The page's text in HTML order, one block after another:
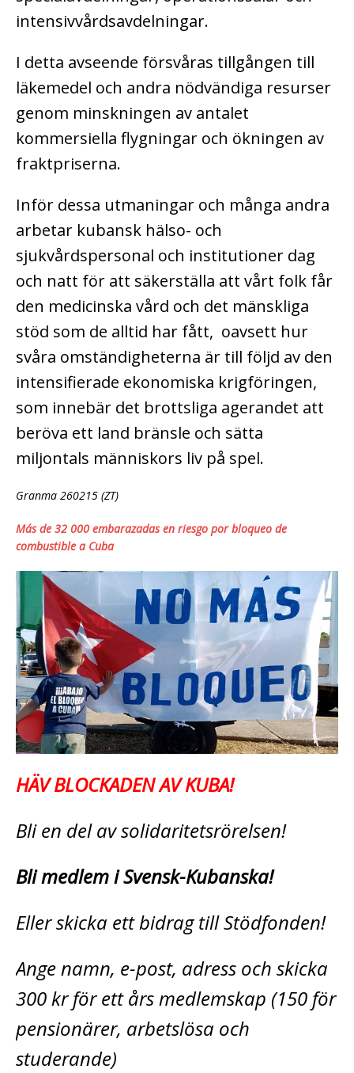
intensivvårdsavdelningar.
I detta avseende försvåras tillgången till
läkemedel och andra nödvändiga resurser
genom minskningen av antalet
kommersiella flygningar och ökningen av
fraktpriserna.
Inför dessa utmaningar och många andra
arbetar kubansk hälso- och
sjukvårdspersonal och institutioner dag
och natt för att säkerställa att vårt folk får
den medicinska vård och det mänskliga
stöd som de alltid har fått, oavsett hur
svåra omständigheterna är till följd av den
intensifierade ekonomiska krigföringen,
som innebär det brottsliga agerandet att
beröva ett land bränsle och sätta
miljontals människors liv på spel.
Granma 260215 (ZT)
Más de 32 000 embarazadas en riesgo por bloqueo de
combustible a Cuba
HÄV BLOCKADEN AV KUBA!
Bli en del av solidaritetsrörelsen!
Bli medlem i Svensk-Kubanska!
Eller skicka ett bidrag till Stödfonden!
Ange namn, e-post, adress och skicka
300 kr för ett års medlemskap (150 för
pensionärer, arbetslösa och
studerande)